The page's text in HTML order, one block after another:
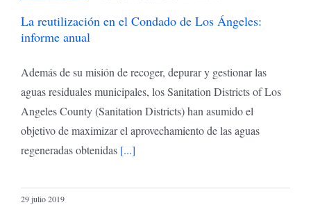
La reutilización en el Condado de Los Ángeles:
informe anual
Además de su misión de recoger, depurar y gestionar las
aguas residuales municipales, los Sanitation Districts of Los
Angeles County (Sanitation Districts) han asumido el
objetivo de maximizar el aprovechamiento de las aguas
regeneradas obtenidas [...]
29 julio 2019